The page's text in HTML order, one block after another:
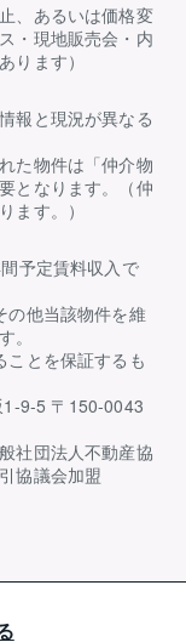
、あるいは価格変
・現地販売会・内
ります）
報と現況が異なる
た物件は「仲介物
となります。（仲
ます。）
予定賃料収入で
の他当該物件を維
。
ことを保証するも
1-9-5 〒150-0043
社団法人不動産協
協議会加盟